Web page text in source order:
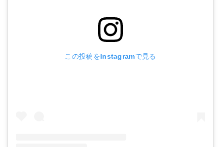
この投稿をInstagramで見る